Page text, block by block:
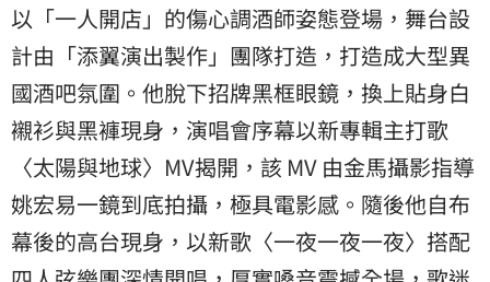
以「一人開店」的傷心調酒師姿態登場，舞台設
計由「添翼演出製作」團隊打造，打造成大型異
國酒吧氛圍。他脫下招牌黑框眼鏡，換上貼身白
襯衫與黑褲現身，演唱會序幕以新專輯主打歌
〈太陽與地球〉MV揭開，該 MV 由金馬攝影指導
姚宏易一鏡到底拍攝，極具電影感。隨後他自布
幕後的高台現身，以新歌〈一夜一夜一夜〉搭配